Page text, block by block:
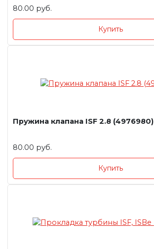
80.00 руб.
Купить
Пружина клапана ISF 2.8 (4976980)
80.00 руб.
Купить